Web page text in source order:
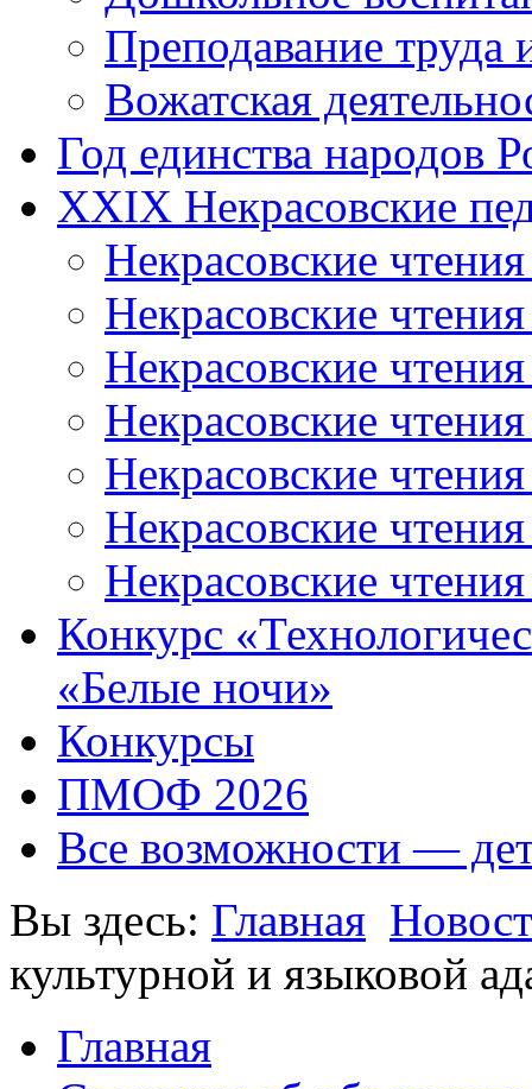
Преподавание труда
Вожатская
Год единства народов
XXIX Некрасовские
Некрасовские
Некрасовские
Некрасовские
Некрасовские
Некрасовские
Некрасовские
Некрасовские
Конкурс
«Белые ночи»
Конкурсы
ПМОФ 2026
Все возможности —
Вы здесь: Главная
культурной и языковой
Главная